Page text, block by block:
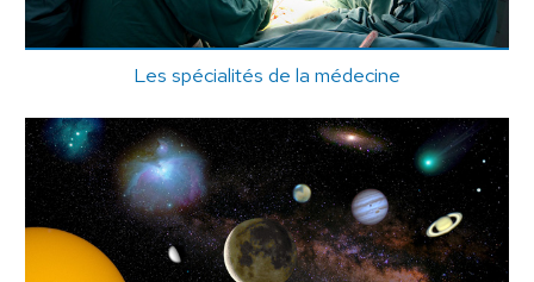
Les spécialités de la médecine